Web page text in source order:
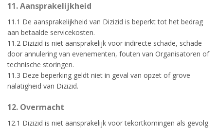
11. Aansprakelijkheid
11.1 De aansprakelijkheid van Dizizid is beperkt tot het bedrag
aan betaalde servicekosten.
11.2 Dizizid is niet aansprakelijk voor indirecte schade, schade
door annulering van evenementen, fouten van Organisatoren of
technische storingen.
11.3 Deze beperking geldt niet in geval van opzet of grove
nalatigheid van Dizizid.
12. Overmacht
12.1 Dizizid is niet aansprakelijk voor tekortkomingen als gevolg